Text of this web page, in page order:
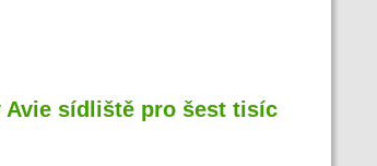
Avie sídliště pro šest tisíc